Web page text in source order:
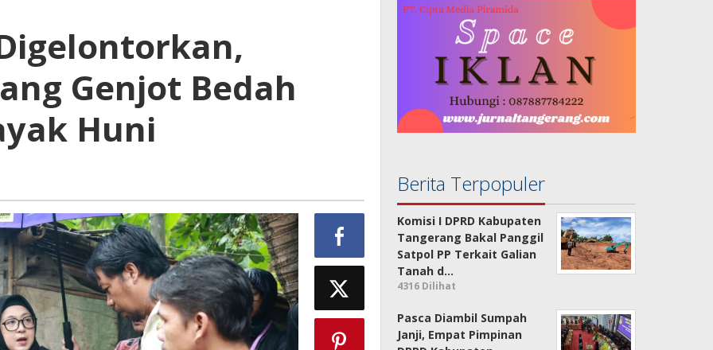
Genjot Bedah
Huni
Berita Terpopuler
Komisi I DPRD Kabupaten
Tangerang Bakal Panggil
Satpol PP Terkait Galian
Tanah d…
4316 Dilihat
Pasca Diambil Sumpah
Janji, Empat Pimpinan